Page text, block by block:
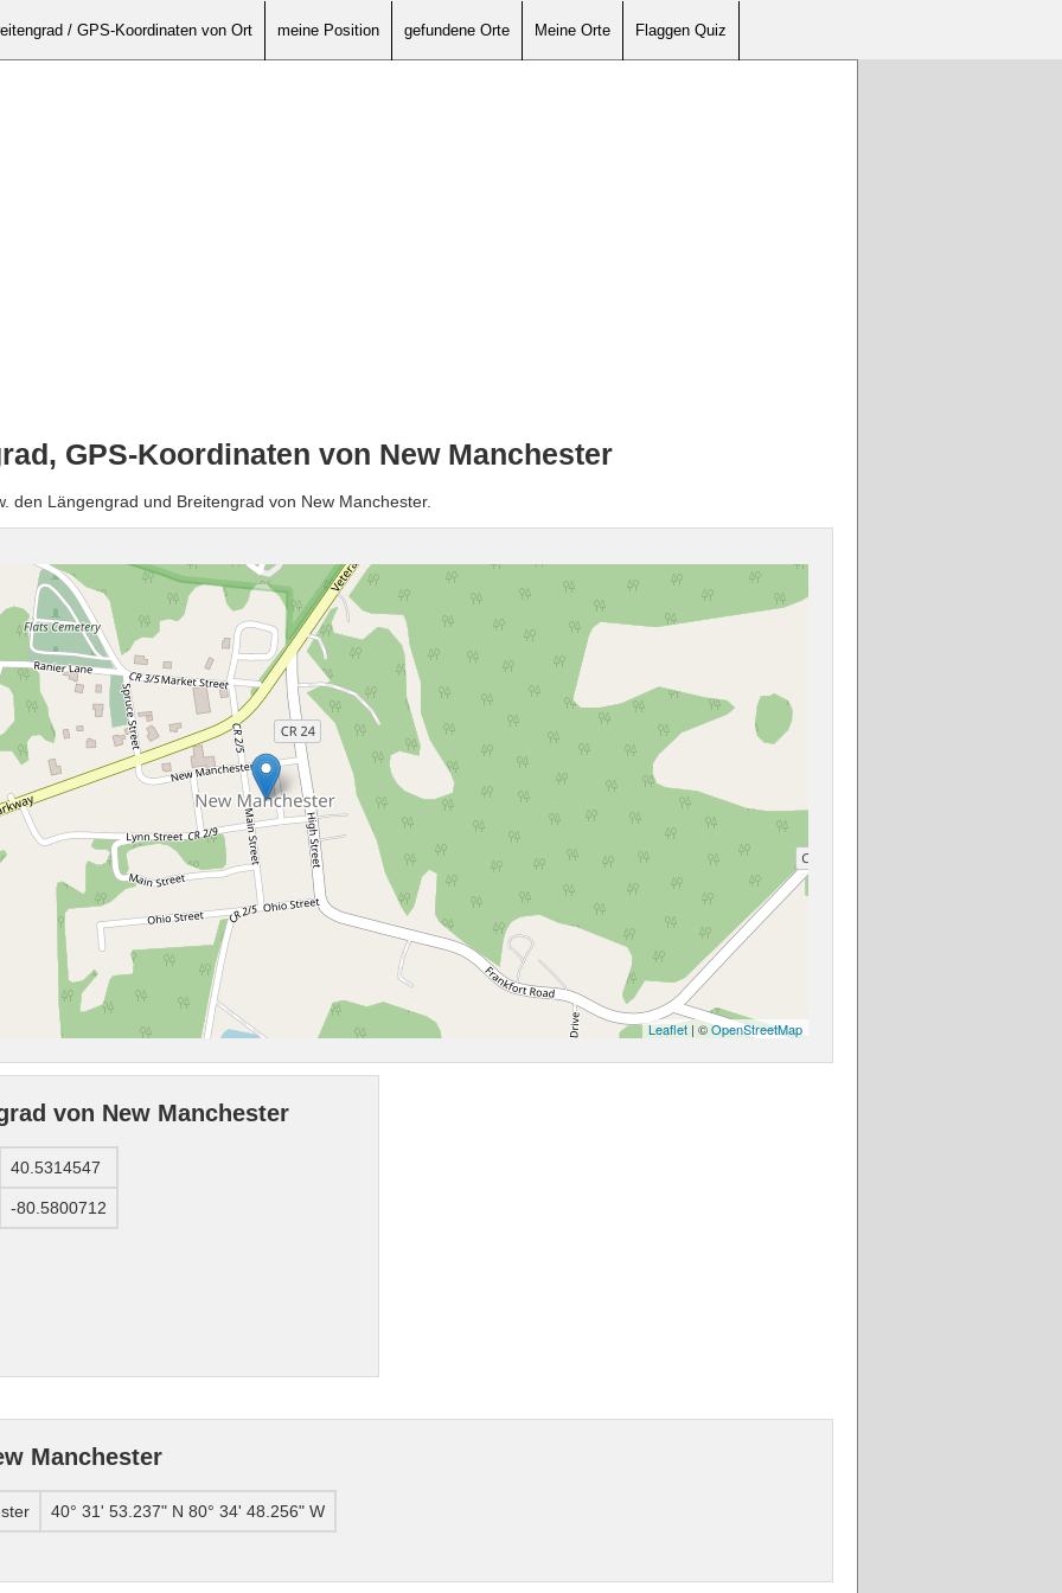
/ GPS-Koordinaten von Ort meine Position gefundene Orte Meine Orte Flaggen Quiz
GPS-Koordinaten von New Manchester
den Längengrad und Breitengrad von New Manchester.
Leaflet | ©OpenStreetMap
von New Manchester
40.5314547
-80.5800712
Manchester
40° 31' 53.237" N 80° 34' 48.256" W